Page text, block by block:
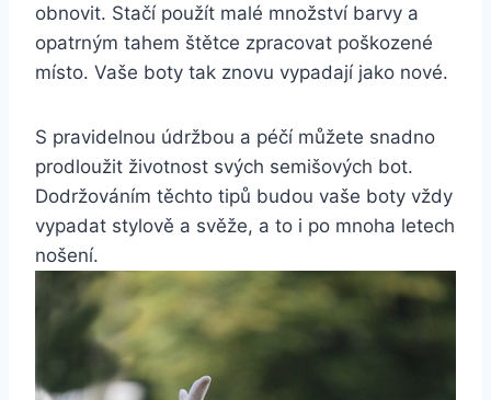
obnovit. Stačí použít malé množství ⁤barvy ⁣a⁣
opatrným ⁢tahem štětce zpracovat‍ poškozené
místo.⁢ Vaše boty tak znovu vypadají⁢ jako nové.
S pravidelnou údržbou a péčí můžete snadno
prodloužit životnost ⁤svých semišových bot.
Dodržováním těchto‍ tipů budou vaše boty vždy
vypadat ⁢stylově ⁣a svěže, a to i​ po mnoha letech
⁢nošení.